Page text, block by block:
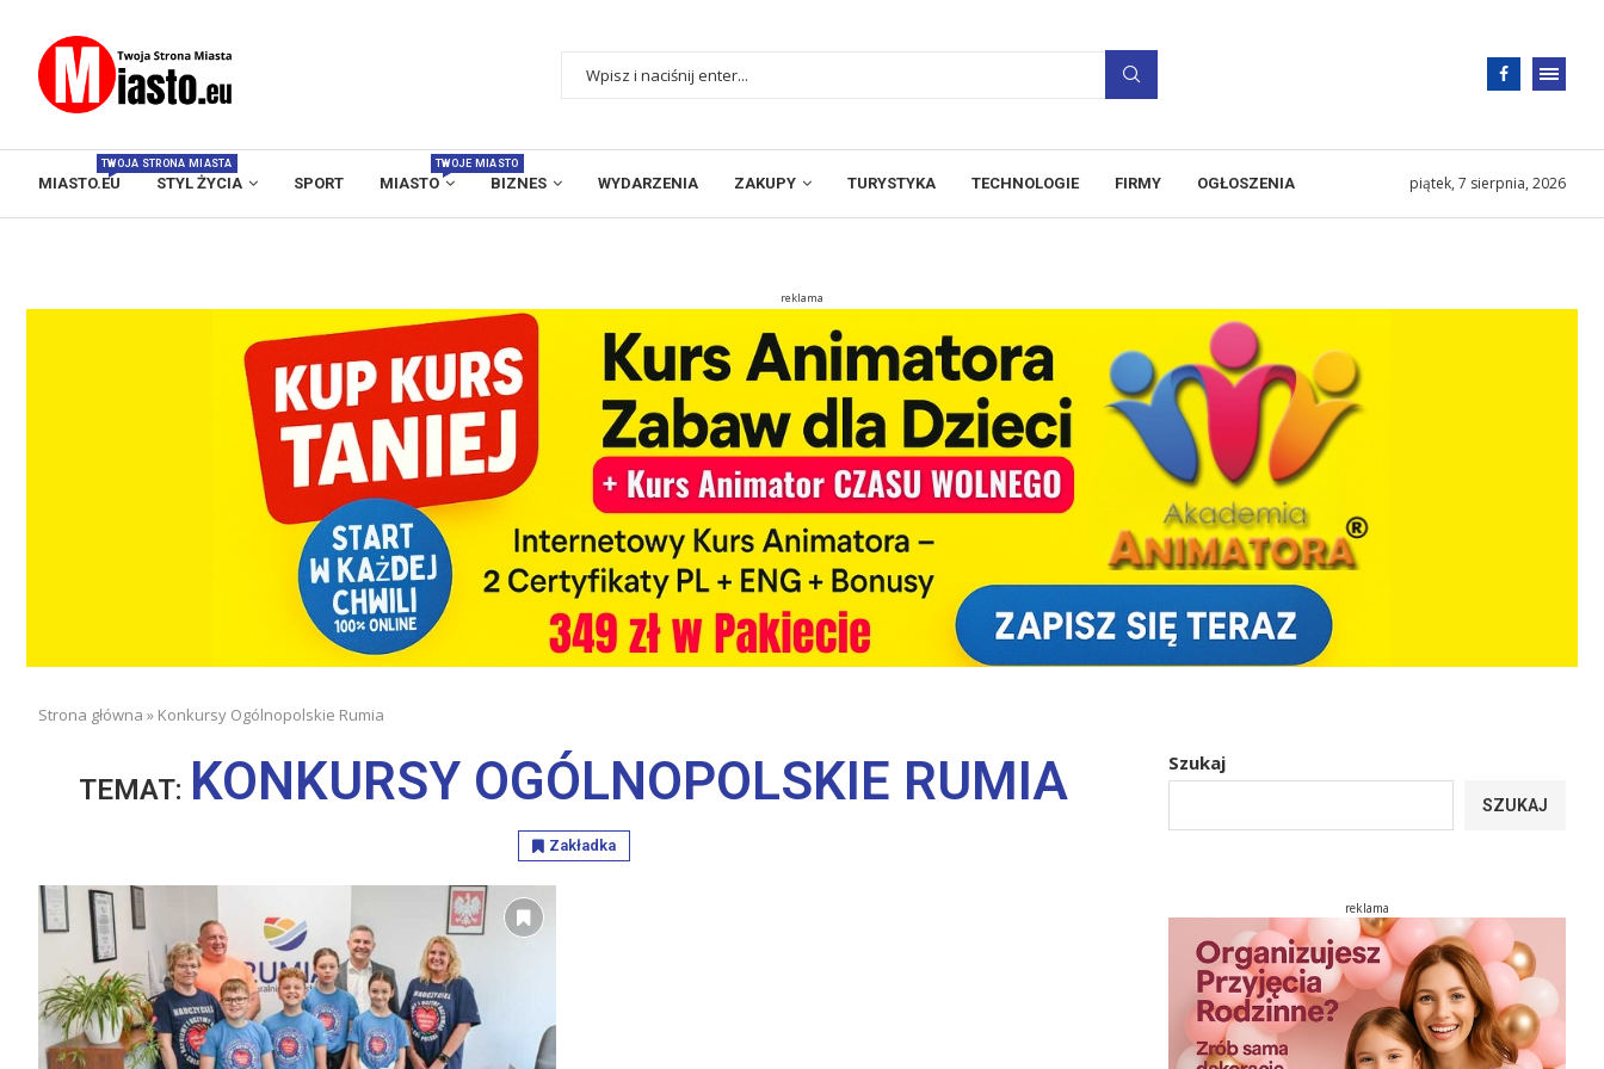
MIASTO.EU
TWOJA STRONA MIASTA
STYL ŻYCIA SPORT MIASTO
TWOJE MIASTO
BIZNES WYDARZENIA ZAKUPY TURYSTYKA TECHNOLOGIE FIRMY OGŁOSZENIA piątek, 7 sierpnia, 2026
reklama
Strona główna » Konkursy Ogólnopolskie Rumia
TEMAT: KONKURSY OGÓLNOPOLSKIE RUMIA
Zakładka
Szukaj
SZUKAJ
reklama